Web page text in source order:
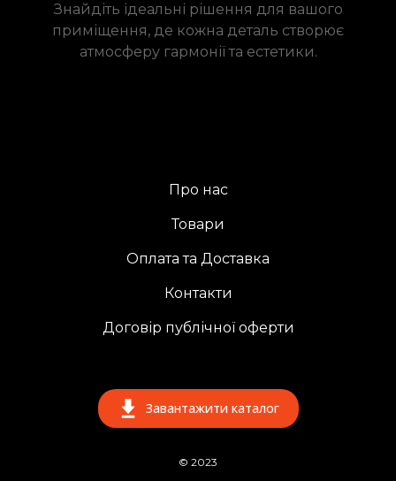
Знайдіть ідеальні рішення для вашого
приміщення, де кожна деталь створює
атмосферу гармонії та естетики.
Про нас
Товари
Оплата та Доставка
Контакти
Договір публічної оферти
Завантажити каталог
© 2023